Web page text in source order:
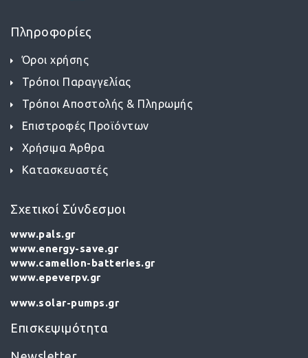
Πληροφορίες
Όροι χρήσης
Τρόποι Παραγγελίας
Τρόποι Αποστολής & Πληρωμής
Επιστροφές Προϊόντων
Χρήσιμα Άρθρα
Κατασκευαστές
Σχετικοί Σύνδεσμοι
www.pals.gr
www.energy-save.gr
www.camelion-batteries.gr
www.epeverpv.gr
www.solar-pumps.gr
Επισκεψιμότητα